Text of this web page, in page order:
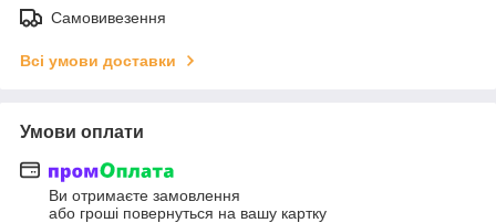
Самовивезення
Всі умови доставки
Умови оплати
Ви отримаєте замовлення
або гроші повернуться на вашу картку